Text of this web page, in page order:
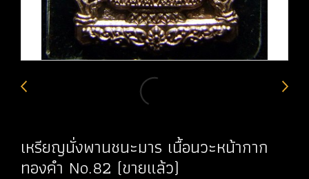
เหรียญนั่งพานชนะมาร เนื้อนวะหน้ากาก
ทองคำ No.82 (ขายแล้ว)